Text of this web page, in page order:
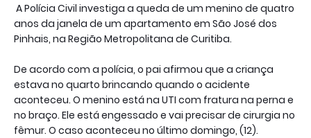
A Polícia Civil investiga a queda de um menino de quatro
anos da janela de um apartamento em São José dos
Pinhais, na Região Metropolitana de Curitiba.
De acordo com a polícia, o pai afirmou que a criança
estava no quarto brincando quando o acidente
aconteceu. O menino está na UTI com fratura na perna e
no braço. Ele está engessado e vai precisar de cirurgia no
fêmur. O caso aconteceu no último domingo, (12).